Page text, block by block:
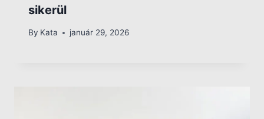
sikerül
By Kata január 29, 2026